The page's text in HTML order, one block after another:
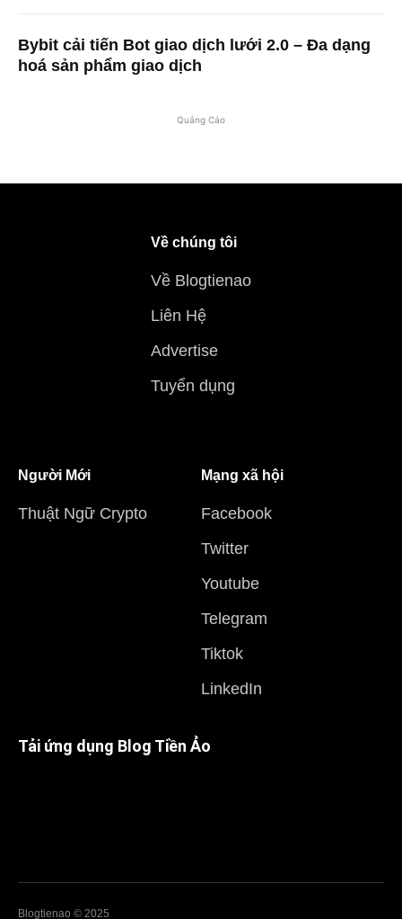
Bybit cải tiến Bot giao dịch lưới 2.0 – Đa dạng
hoá sản phẩm giao dịch
Quảng Cáo
Về chúng tôi
Về Blogtienao
Liên Hệ
Advertise
Tuyển dụng
Người Mới
Thuật Ngữ Crypto
Mạng xã hội
Facebook
Twitter
Youtube
Telegram
Tiktok
LinkedIn
Tải ứng dụng Blog Tiền Ảo
Blogtienao © 2025